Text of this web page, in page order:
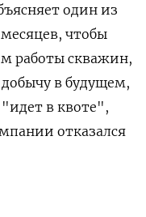
один из
чтобы
работы скважин,
в будущем,
"идет в квоте",
отказался